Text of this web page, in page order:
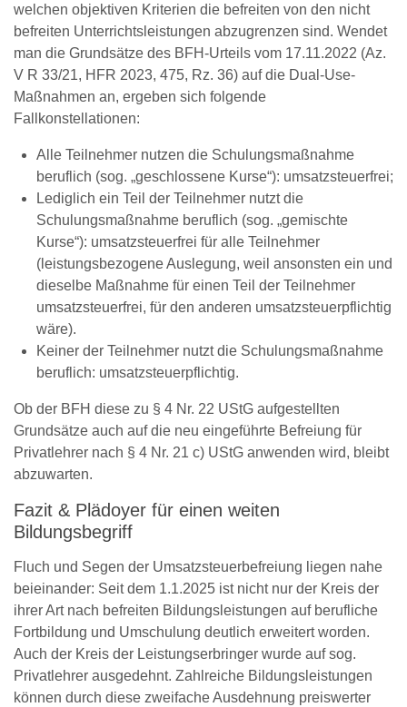
welchen objektiven Kriterien die befreiten von den nicht
befreiten Unterrichtsleistungen abzugrenzen sind. Wendet
man die Grundsätze des BFH-Urteils vom 17.11.2022 (Az.
V R 33/21, HFR 2023, 475, Rz. 36) auf die Dual-Use-
Maßnahmen an, ergeben sich folgende
Fallkonstellationen:
Alle Teilnehmer nutzen die Schulungsmaßnahme
beruflich (sog. „geschlossene Kurse“): umsatzsteuerfrei;
Lediglich ein Teil der Teilnehmer nutzt die
Schulungsmaßnahme beruflich (sog. „gemischte
Kurse“): umsatzsteuerfrei für alle Teilnehmer
(leistungsbezogene Auslegung, weil ansonsten ein und
dieselbe Maßnahme für einen Teil der Teilnehmer
umsatzsteuerfrei, für den anderen umsatzsteuerpflichtig
wäre).
Keiner der Teilnehmer nutzt die Schulungsmaßnahme
beruflich: umsatzsteuerpflichtig.
Ob der BFH diese zu § 4 Nr. 22 UStG aufgestellten
Grundsätze auch auf die neu eingeführte Befreiung für
Privatlehrer nach § 4 Nr. 21 c) UStG anwenden wird, bleibt
abzuwarten.
Fazit & Plädoyer für einen weiten
Bildungsbegriff
Fluch und Segen der Umsatzsteuerbefreiung liegen nahe
beieinander: Seit dem 1.1.2025 ist nicht nur der Kreis der
ihrer Art nach befreiten Bildungsleistungen auf berufliche
Fortbildung und Umschulung deutlich erweitert worden.
Auch der Kreis der Leistungserbringer wurde auf sog.
Privatlehrer ausgedehnt. Zahlreiche Bildungsleistungen
können durch diese zweifache Ausdehnung preiswerter